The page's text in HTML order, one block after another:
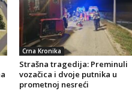
Crna Kronika
Strašna tragedija: Preminuli
vozačica i dvoje putnika u
prometnoj nesreći